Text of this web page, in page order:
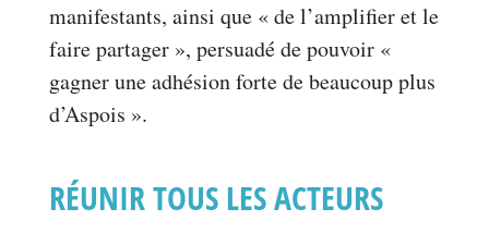
manifestants, ainsi que « de l’amplifier et le
faire partager », persuadé de pouvoir «
gagner une adhésion forte de beaucoup plus
d’Aspois ».
RÉUNIR TOUS LES ACTEURS